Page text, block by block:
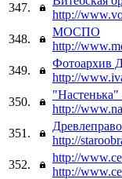
347.
http://
348.
МОСПО
http://
349.
Фотоархив
http://
350.
http://
351.
http://
352.
http://
http://